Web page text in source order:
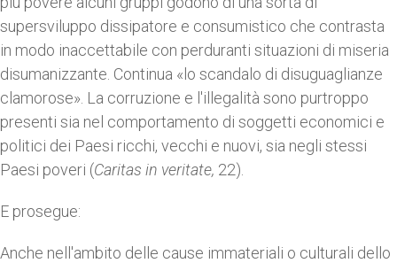
supersviluppo dissipatore e consumistico che contrasta
in modo inaccettabile con perduranti situazioni di miseria
disumanizzante. Continua «lo scandalo di disuguaglianze
clamorose». La corruzione e l'illegalità sono purtroppo
presenti sia nel comportamento di soggetti economici e
politici dei Paesi ricchi, vecchi e nuovi, sia negli stessi
Paesi poveri (Caritas in veritate, 22).
E prosegue:
Anche nell'ambito delle cause immateriali o culturali dello